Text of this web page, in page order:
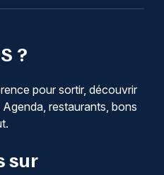
?
pour sortir, découvrir
restaurants, bons
sur